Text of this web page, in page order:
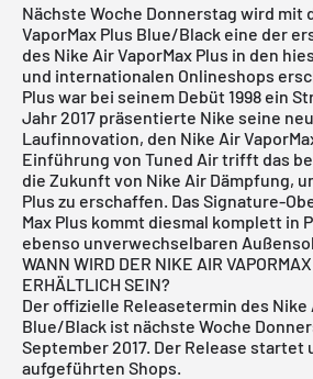
Nächste Woche Donnerstag wird mit
VaporMax Plus Blue/Black eine der
des Nike Air VaporMax Plus in den
und internationalen Onlineshops
Plus war bei seinem Debüt 1998 ein
Jahr 2017 präsentierte Nike seine
Laufinnovation, den Nike Air
Einführung von Tuned Air trifft das
die Zukunft von Nike Air Dämpfung,
Plus zu erschaffen. Das Signature-
Max Plus kommt diesmal komplett in
ebenso unverwechselbaren
WANN WIRD DER NIKE AIR
ERHÄLTLICH SEIN?
Der offizielle Releasetermin des Nike
Blue/Black ist nächste Woche
September 2017. Der Release startet
aufgeführten Shops.